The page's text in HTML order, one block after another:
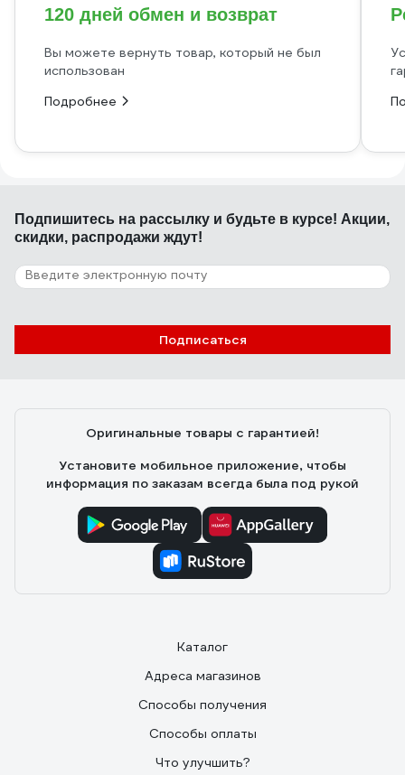
120 дней обмен и возврат
Вы можете вернуть товар, который не был
использован
Подробнее
Подпишитесь на рассылку и будьте в курсе! Акции,
скидки, распродажи ждут!
Подписаться
Оригинальные товары с гарантией!
Установите мобильное приложение, чтобы
информация по заказам всегда была под рукой
Каталог
Адреса магазинов
Способы получения
Способы оплаты
Что улучшить?